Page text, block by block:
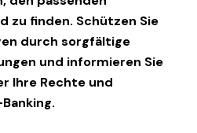
zu finden. Schützen Sie
durch sorgfältige
und informieren Sie
Ihre Rechte und